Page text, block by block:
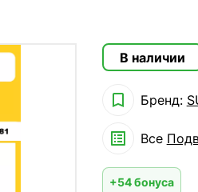
В наличии
 Бренд:
 Все
+54 бонуса